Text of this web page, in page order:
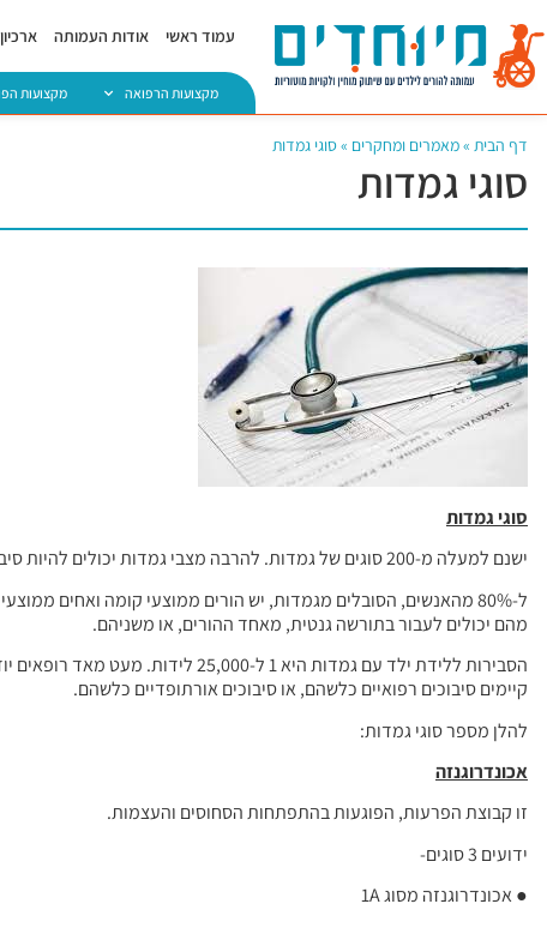
עמוד ראשי אודות העמותה
מקצועות הרפואה מקצועות
דף הבית »מאמרים ומחקרים »סוגי גמדות
סוגי גמדות
סוגי גמדות
ישנם למעלה מ-200 סוגים של גמדות. להרבה מצבי גמדות יכולים להיות סיבוכים רפואיים כלשהם, אך מרבית האנשים מנהלים חיים רגילים. ומהווים חברים פרודוקטיביים בחברה.
ל-80% מהאנשים, הסובלים מגמדות, יש הורים ממוצעי קומה ואחים
מהם יכולים לעבור בתורשה גנטית, מאחד ההורים, או משניהם.
הסבירות ללידת ילד עם גמדות היא
קיימים סיבוכים רפואיים כלשהם, או סיבוכים אורתופדיים כלשהם.
להלן מספר סוגי גמדות:
אכונדרוגנזה
זו קבוצת הפרעות, הפוגעות בהתפתחות הסחוסים והעצמות.
ידועים 3 סוגים-
● אכונדרוגנזה מסוג 1A